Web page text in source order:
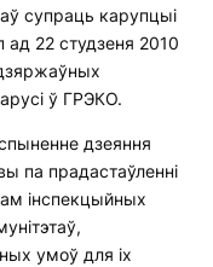
супраць карупцыі
ад 22 студзеня 2010
ў ГРЭКО.
дзеяння
па прадастаўленні
інспекцыйных
умоў для іх